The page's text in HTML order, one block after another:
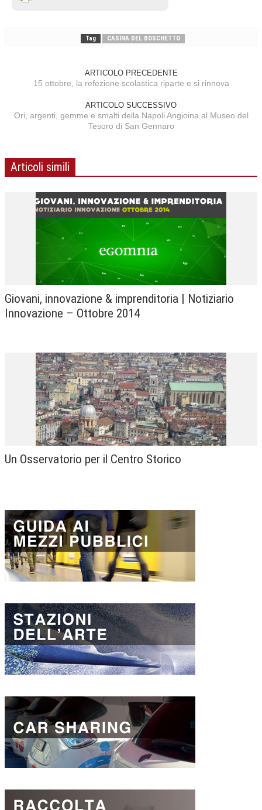
Tag CASINA DEL BOSCHETTO
ARTICOLO PRECEDENTE
15 ottobre, la refezione scolastica riparte e si rinnova
ARTICOLO SUCCESSIVO
Ori, argenti, gemme e smalti della Napoli Angioina al Museo del
Tesoro di San Gennaro
Articoli simili
Giovani, innovazione & imprenditoria | Notiziario
Innovazione – Ottobre 2014
Un Osservatorio per il Centro Storico